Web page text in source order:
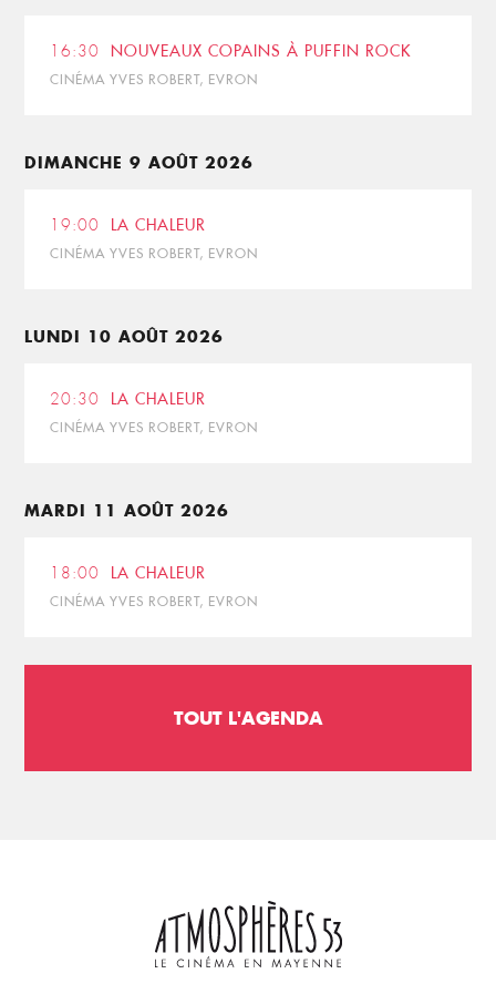
16:30 NOUVEAUX COPAINS À PUFFIN ROCK
CINÉMA YVES ROBERT, EVRON
DIMANCHE 9 AOÛT 2026
19:00 LA CHALEUR
CINÉMA YVES ROBERT, EVRON
LUNDI 10 AOÛT 2026
20:30 LA CHALEUR
CINÉMA YVES ROBERT, EVRON
MARDI 11 AOÛT 2026
18:00 LA CHALEUR
CINÉMA YVES ROBERT, EVRON
TOUT L'AGENDA